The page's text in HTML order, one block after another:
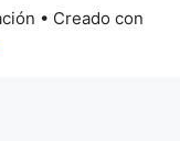
• Creado con